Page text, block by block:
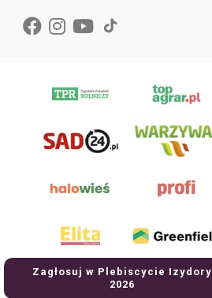
Zagłosuj w Plebiscycie Izydory
2026